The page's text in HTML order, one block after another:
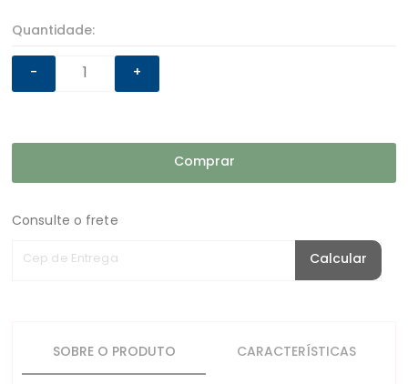
Quantidade:
-
+
Comprar
Consulte o frete
Cep de Entrega Calcular
SOBRE O PRODUTO CARACTERÍSTICAS